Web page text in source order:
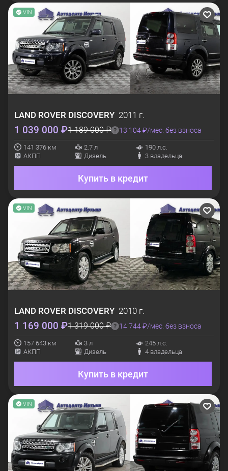
VIN
LAND ROVER DISCOVERY 2011 г.
1 039 000 ₽1 189 000 ₽ 13 104 ₽/мес. без взноса
141 376 км 2.7 л
190 л.с.
АКПП
Дизель 3 владельца
Купить в кредит
VIN
LAND ROVER DISCOVERY 2010 г.
1 169 000 ₽1 319 000 ₽ 14 744 ₽/мес. без взноса
157 643 км 3 л
245 л.с.
АКПП
Дизель 4 владельца
Купить в кредит
VIN